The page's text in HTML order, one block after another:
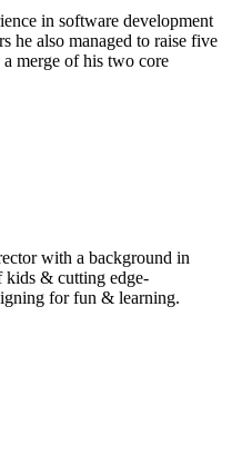
in software development
he also managed to raise five
merge of his two core
with a background in
kids & cutting edge-
for fun & learning.